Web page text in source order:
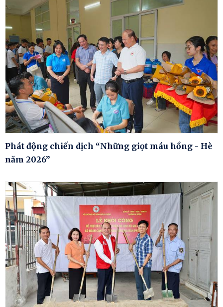
Phát động chiến dịch “Những giọt máu hồng - Hè
năm 2026”